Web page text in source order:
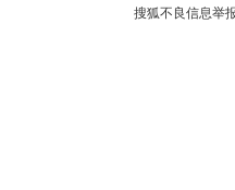
搜狐不良信息举